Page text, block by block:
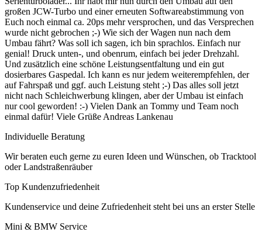
großen JCW-Turbo und einer erneuten Softwareabstimmung von
Euch noch einmal ca. 20ps mehr versprochen, und das Versprechen
wurde nicht gebrochen ;-) Wie sich der Wagen nun nach dem
Umbau fährt? Was soll ich sagen, ich bin sprachlos. Einfach nur
genial! Druck unten-, und obenrum, einfach bei jeder Drehzahl.
Und zusätzlich eine schöne Leistungsentfaltung und ein gut
dosierbares Gaspedal. Ich kann es nur jedem weiterempfehlen, der
auf Fahrspaß und ggf. auch Leistung steht ;-) Das alles soll jetzt
nicht nach Schleichwerbung klingen, aber der Umbau ist einfach
nur cool geworden! :-) Vielen Dank an Tommy und Team noch
einmal dafür! Viele Grüße Andreas Lankenau
Individuelle Beratung
Wir beraten euch gerne zu euren Ideen und Wünschen, ob Tracktool
oder Landstraßenräuber
Top Kundenzufriedenheit
Kundenservice und deine Zufriedenheit steht bei uns an erster Stelle
Mini & BMW Service